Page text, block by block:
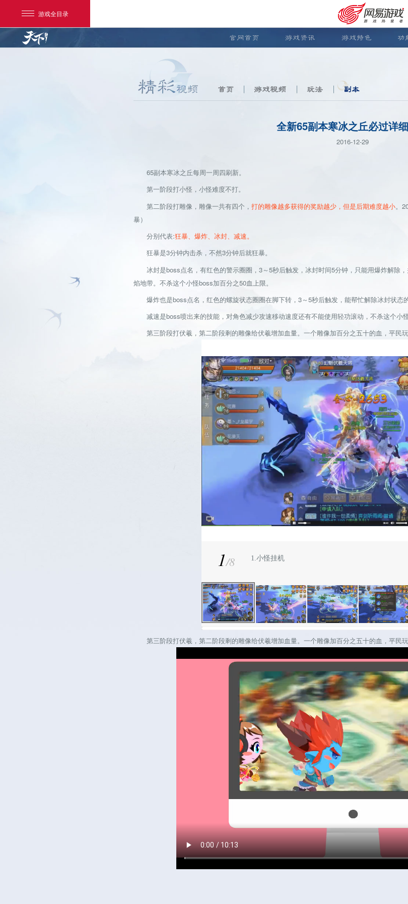
游戏全目录
官网首页 游戏资讯 游戏特色 功
首页 游戏视频 玩法 副本
全新65副本寒冰之丘必过详
2016-12-29
65副本寒冰之丘每周一周四刷新。
第一阶段打小怪，小怪难度不打。
第二阶段打雕像，雕像一共有四个，打的雕像越多获得的奖励越少，但是后期难度越小。
暴）
分别代表:狂暴、爆炸、冰封、减速。
狂暴是3分钟内击杀，不然3分钟后就狂暴。
冰封是boss点名，有红色的警示圈圈，3～5秒后触发，冰封时间5分钟，只能用爆炸解除
焰地带。不杀这个小怪boss加百分之50血上限。
爆炸也是boss点名，红色的螺旋状态圈圈在脚下转，3～5秒后触发，能帮忙解除冰封状态
减速是boss喷出来的技能，对角色减少攻速移动速度还有不能使用轻功滚动，不杀这个小怪
第三阶段打伏羲，第二阶段剩的雕像给伏羲增加血量。一个雕像加百分之五十的血，平民玩
1/8 1.小怪挂机
第三阶段打伏羲，第二阶段剩的雕像给伏羲增加血量。一个雕像加百分之五十的血，平民